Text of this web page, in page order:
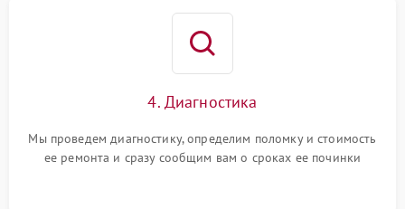
4. Диагностика
Мы проведем диагностику, определим поломку и стоимость
ее ремонта и сразу сообщим вам о сроках ее починки